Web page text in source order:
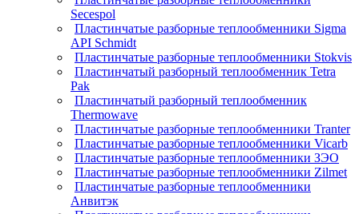
Secespol
Пластинчатые разборные теплообменники Sigma
API Schmidt
Пластинчатые разборные теплообменники Stokvis
Пластинчатый разборный теплообменник Tetra
Pak
Пластинчатый разборный теплообменник
Thermowave
Пластинчатые разборные теплообменники Tranter
Пластинчатые разборные теплообменники Vicarb
Пластинчатые разборные теплообменники ЗЭО
Пластинчатые разборные теплообменники Zilmet
Пластинчатые разборные теплообменники
Анвитэк